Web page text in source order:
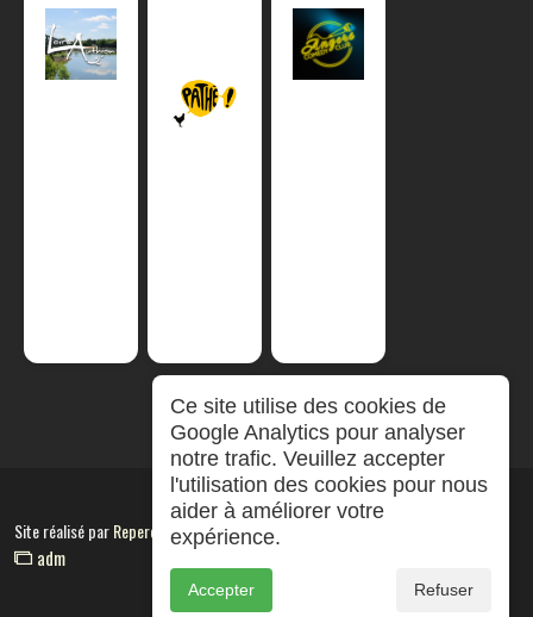
Site réalisé parRepereCom
adm
Ce site utilise des cookies de
Google Analytics pour analyser
notre trafic. Veuillez accepter
l'utilisation des cookies pour nous
aider à améliorer votre
expérience.
Accepter Refuser